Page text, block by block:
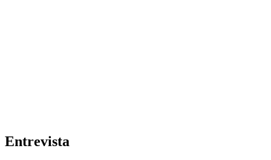
Entrevista